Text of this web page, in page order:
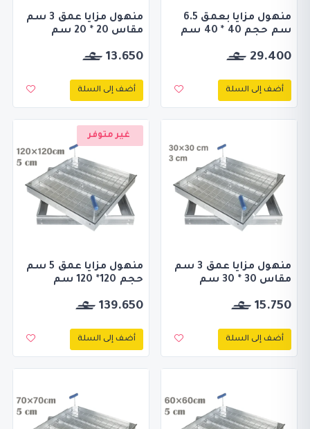
منهول مزايا بعمق 6.5
سم حجم 40 * 40 سم
29.400
أضف إلى السلة
منهول مزايا عمق 3 سم
مقاس 20 * 20 سم
13.650
أضف إلى السلة
منهول مزايا عمق 3 سم
مقاس 30 * 30 سم
15.750
أضف إلى السلة
غير متوفر
منهول مزايا عمق 5 سم
حجم 120* 120 سم
139.650
أضف إلى السلة